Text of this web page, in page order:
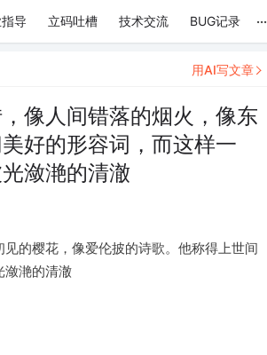
导 立码吐槽 技术交流 BUG记录 ...
像人间错落的烟火，像东
好的形容词，而这样一
潋滟的清澈
的樱花，像爱伦披的诗歌。他称得上世间
潋滟的清澈
用AI写文章